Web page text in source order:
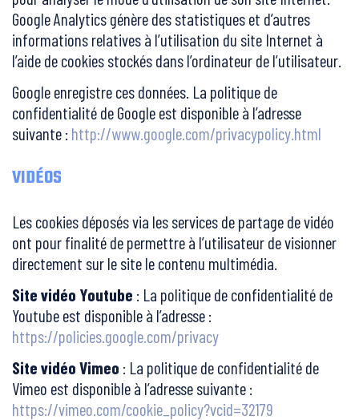
Google Analytics génère des statistiques et d’autres
informations relatives à l’utilisation du site Internet à
l’aide de cookies stockés dans l’ordinateur de l’utilisateur.
Google enregistre ces données. La politique de
confidentialité de Google est disponible à l’adresse
suivante : http://www.google.com/privacypolicy.html
VIDÉOS
Les cookies déposés via les services de partage de vidéo
ont pour finalité de permettre à l’utilisateur de visionner
directement sur le site le contenu multimédia.
Site vidéo Youtube : La politique de confidentialité de
Youtube est disponible à l’adresse :
https://policies.google.com/privacy
Site vidéo Vimeo : La politique de confidentialité de
Vimeo est disponible à l’adresse suivante :
https://vimeo.com/cookie_policy?vcid=32179